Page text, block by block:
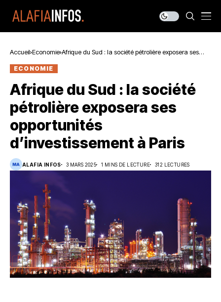
Accueil Economie Afrique du Sud : la société pétrolière exposera ses
ECONOMIE
Afrique du Sud : la société
pétrolière exposera ses
opportunités
d’investissement à Paris
ALAFIA INFOS 3 MARS 2025 1 MINS DE LECTURE 312 LECTURES